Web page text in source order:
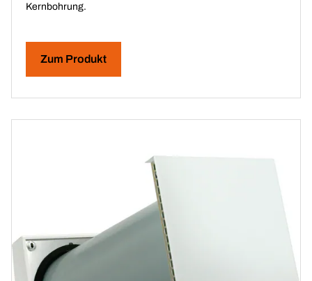
Kernbohrung.
Zum Produkt